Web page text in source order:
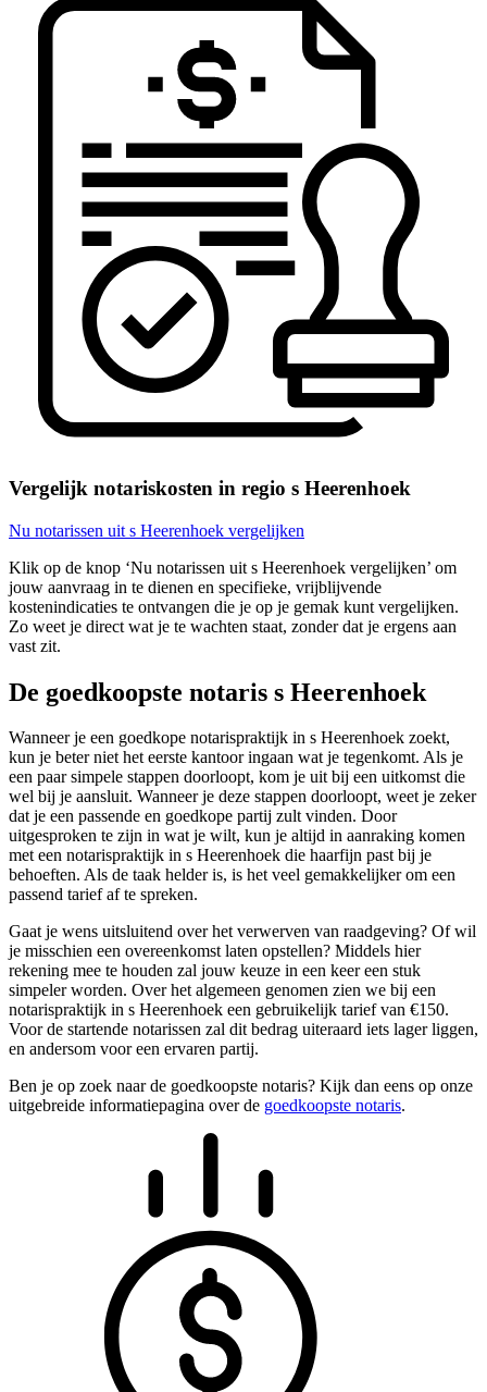
Vergelijk notariskosten in regio s Heerenhoek
Nu notarissen uit s Heerenhoek vergelijken
Klik op de knop ‘Nu notarissen uit s Heerenhoek vergelijken’ om
jouw aanvraag in te dienen en specifieke, vrijblijvende
kostenindicaties te ontvangen die je op je gemak kunt vergelijken.
Zo weet je direct wat je te wachten staat, zonder dat je ergens aan
vast zit.
De goedkoopste notaris s Heerenhoek
Wanneer je een goedkope notarispraktijk in s Heerenhoek zoekt,
kun je beter niet het eerste kantoor ingaan wat je tegenkomt. Als je
een paar simpele stappen doorloopt, kom je uit bij een uitkomst die
wel bij je aansluit. Wanneer je deze stappen doorloopt, weet je zeker
dat je een passende en goedkope partij zult vinden. Door
uitgesproken te zijn in wat je wilt, kun je altijd in aanraking komen
met een notarispraktijk in s Heerenhoek die haarfijn past bij je
behoeften. Als de taak helder is, is het veel gemakkelijker om een
passend tarief af te spreken.
Gaat je wens uitsluitend over het verwerven van raadgeving? Of wil
je misschien een overeenkomst laten opstellen? Middels hier
rekening mee te houden zal jouw keuze in een keer een stuk
simpeler worden. Over het algemeen genomen zien we bij een
notarispraktijk in s Heerenhoek een gebruikelijk tarief van €150.
Voor de startende notarissen zal dit bedrag uiteraard iets lager liggen,
en andersom voor een ervaren partij.
Ben je op zoek naar de goedkoopste notaris? Kijk dan eens op onze
uitgebreide informatiepagina over de goedkoopste notaris.